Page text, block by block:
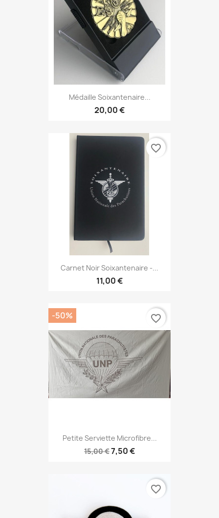
Médaille Soixantenaire...
20,00 €
Carnet Noir Soixantenaire -...
11,00 €
favorite_border
Petite Serviette Microfibre...
15,00 €7,50 €
-50% favorite_border
favorite_border